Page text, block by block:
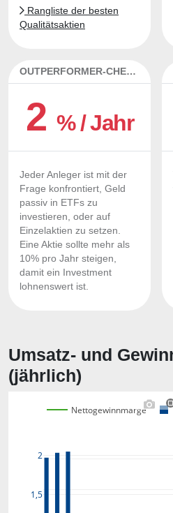
Rangliste der besten
Qualitätsaktien
OUTPERFORMER-CHECK
2 % / Jahr
Jeder Anleger ist mit der
Frage konfrontiert, Geld
passiv in ETFs zu
investieren, oder auf
Einzelaktien zu setzen.
Eine Aktie sollte mehr als
10% pro Jahr steigen,
damit ein Investment
lohnenswert ist.
Umsatz- und
(jährlich)
1,5
2
Nettogewinnmarge